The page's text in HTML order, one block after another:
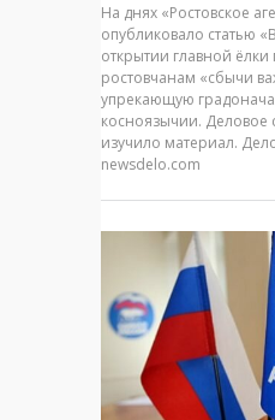
На днях «Ростовское
опубликовало статью
открытии главной
ростовчанам «сбычи
упрекающую
косноязычии. Деловое
изучило материал.
newsdelo.com